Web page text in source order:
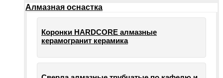
Алмазная оснастка
Коронки HARDCORE алмазные
керамогранит керамика